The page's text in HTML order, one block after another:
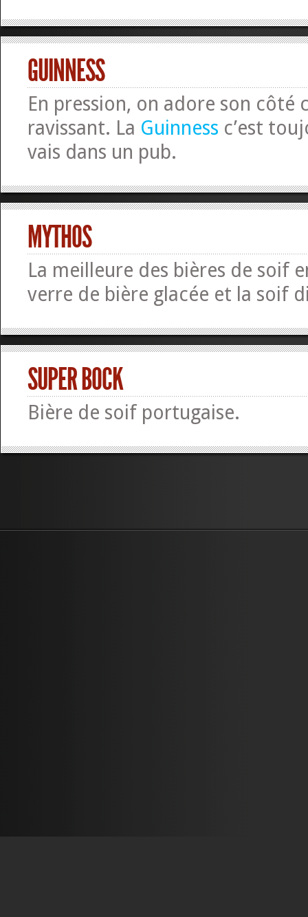
GUINNESS
En pression, on adore son
ravissant. La Guinness c’est
vais dans un pub.
MYTHOS
La meilleure des bières de soif
verre de bière glacée et la soif
SUPER BOCK
Bière de soif portugaise.